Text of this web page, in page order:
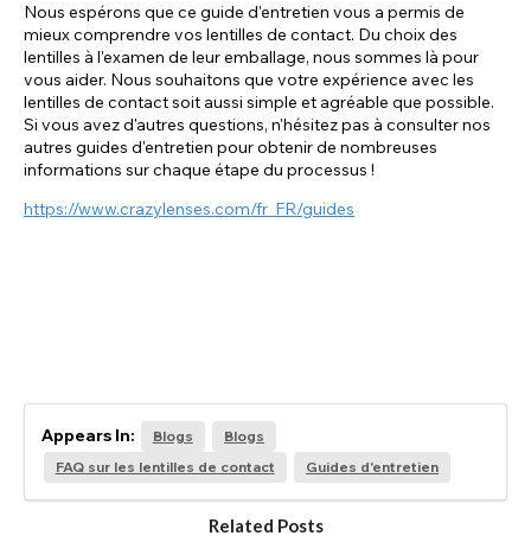
Nous espérons que ce guide d'entretien vous a permis de
mieux comprendre vos lentilles de contact. Du choix des
lentilles à l'examen de leur emballage, nous sommes là pour
vous aider. Nous souhaitons que votre expérience avec les
lentilles de contact soit aussi simple et agréable que possible.
Si vous avez d'autres questions, n'hésitez pas à consulter nos
autres guides d'entretien pour obtenir de nombreuses
informations sur chaque étape du processus !
https://www.crazylenses.com/fr_FR/guides
Appears In: Blogs
Blogs
FAQ sur les lentilles de contact
Guides d'entretien
Related Posts